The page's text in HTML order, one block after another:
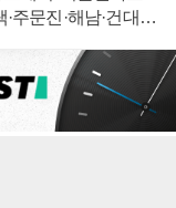
주문진·해남·건대로